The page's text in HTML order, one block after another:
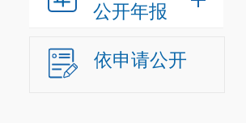
公开年报
依申请公开